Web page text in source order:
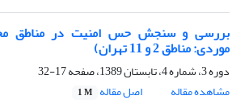
بررسی و سنجش حس امنیت در مناطق
موردی: مناطق 2 و 11 تهران)
دوره 3، شماره 4، تابستان 1389، صفحه
17-32
مشاهده مقاله
اصل مقاله 1 M